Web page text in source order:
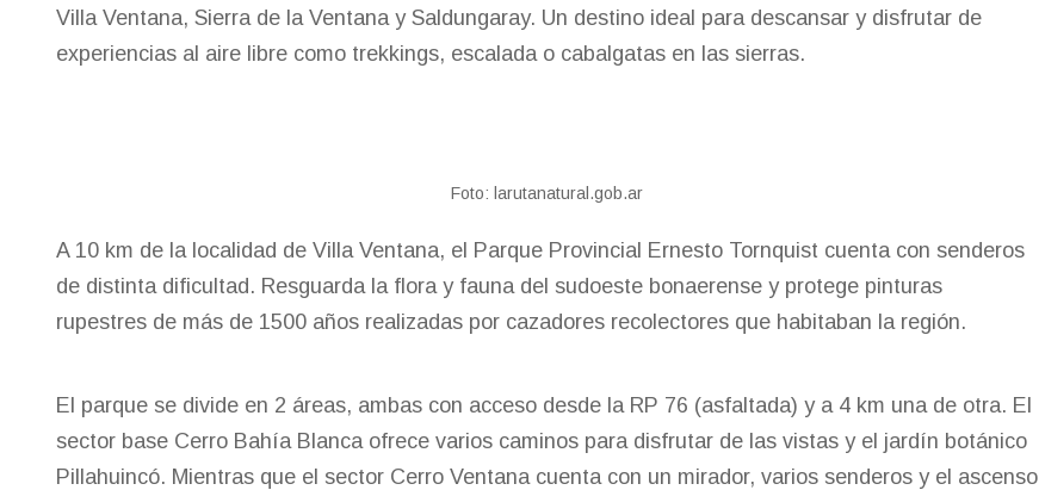
Villa Ventana, Sierra de la Ventana y Saldungaray. Un destino ideal para descansar y disfrutar de
experiencias al aire libre como trekkings, escalada o cabalgatas en las sierras.
Foto: larutanatural.gob.ar
A 10 km de la localidad de Villa Ventana, el Parque Provincial Ernesto Tornquist cuenta con senderos
de distinta dificultad. Resguarda la flora y fauna del sudoeste bonaerense y protege pinturas
rupestres de más de 1500 años realizadas por cazadores recolectores que habitaban la región.
El parque se divide en 2 áreas, ambas con acceso desde la RP 76 (asfaltada) y a 4 km una de otra. El
sector base Cerro Bahía Blanca ofrece varios caminos para disfrutar de las vistas y el jardín botánico
Pillahuincó. Mientras que el sector Cerro Ventana cuenta con un mirador, varios senderos y el ascenso